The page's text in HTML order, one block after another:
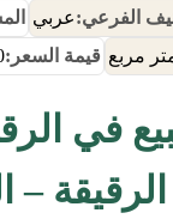
الفرعي:عربي
قيمة السعر:
–